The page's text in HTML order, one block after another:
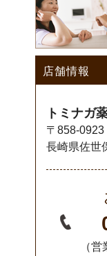
店舗情報
トミナガ
〒858-0923
長崎県佐世
（